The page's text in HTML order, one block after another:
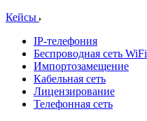
Кейсы
IP-телефония
Беспроводная сеть WiFi
Импортозамещение
Кабельная сеть
Лицензирование
Телефонная сеть